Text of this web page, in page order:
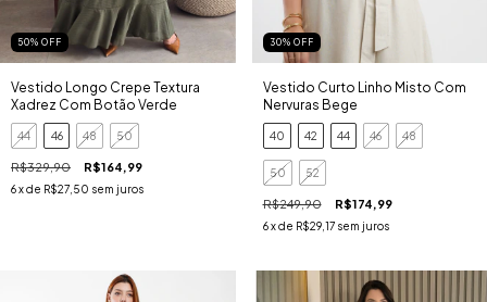
50% OFF
Vestido Longo Crepe Textura
Xadrez Com Botão Verde
44 46 48 50
R$329,90 R$164,99
6x de R$27,50 sem juros
30% OFF
Vestido Curto Linho Misto Com
Nervuras Bege
40 42 44 46 48
50 52
R$249,90 R$174,99
6 x de R$29,17 sem juros